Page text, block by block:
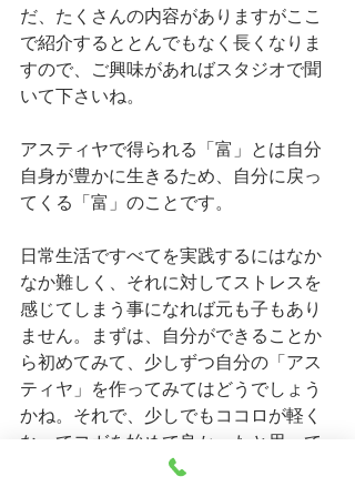
だ、たくさんの内容がありますがここ
で紹介するととんでもなく長くなりま
すので、ご興味があればスタジオで聞
いて下さいね。
アスティヤで得られる「富」とは自分
自身が豊かに生きるため、自分に戻っ
てくる「富」のことです。
日常生活ですべてを実践するにはなか
なか難しく、それに対してストレスを
感じてしまう事になれば元も子もあり
ません。まずは、自分ができることか
ら初めてみて、少しずつ自分の「アス
ティヤ」を作ってみてはどうでしょう
かね。それで、少しでもココロが軽く
なってヨガを始めて良かったと思って
いただければ本当に嬉しいです。